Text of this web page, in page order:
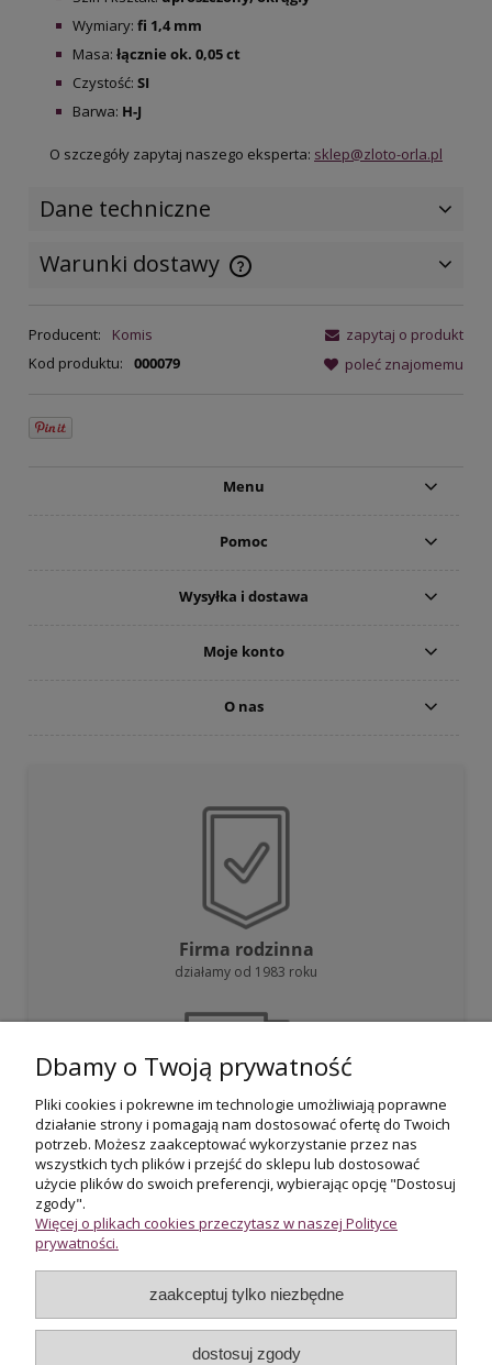
Wymiary: fi 1,4 mm
Masa: łącznie ok. 0,05 ct
Czystość: SI
Barwa: H-J
O szczegóły zapytaj naszego eksperta: sklep@zloto-orla.pl
Dane techniczne
Warunki dostawy
Producent:
Komis
Kod produktu:
000079
zapytaj o produkt
poleć znajomemu
Menu
Pomoc
Wysyłka i dostawa
Moje konto
O nas
Firma rodzinna
działamy od 1983 roku
Darmowa dostawa
przy zakupie powyżej 800 zł
Certyfikowani rzeczoznawcy
wycena i potwierdzenie jakości biżuterii
Dbamy o Twoją prywatność
Pliki cookies i pokrewne im technologie umożliwiają poprawne
działanie strony i pomagają nam dostosować ofertę do Twoich
potrzeb. Możesz zaakceptować wykorzystanie przez nas
wszystkich tych plików i przejść do sklepu lub dostosować
użycie plików do swoich preferencji, wybierając opcję "Dostosuj
zgody".
Więcej o plikach cookies przeczytasz w naszej Polityce
prywatności.
zaakceptuj tylko niezbędne
dostosuj zgody